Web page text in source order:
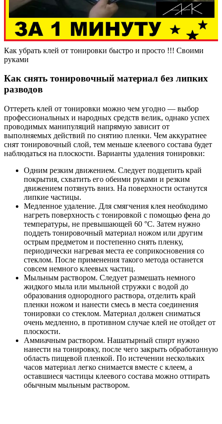
Как убрать клей от тонировки быстро и просто !!! Своими
руками
Как снять тонировочный материал без липких
разводов
Оттереть клей от тонировки можно чем угодно — выбор
профессиональных и народных средств велик, однако успех
проводимых манипуляций напрямую зависит от
выполняемых действий по снятию пленки. Чем аккуратнее
снят тонировочный слой, тем меньше клеевого состава будет
наблюдаться на плоскости. Варианты удаления тонировки:
Одним резким движением. Следует подцепить край
покрытия, схватить его обеими руками и резким
движением потянуть вниз. На поверхности останутся
липкие частицы.
Медленное удаление. Для смягчения клея необходимо
нагреть поверхность с тонировкой с помощью фена до
температуры, не превышающей 60 °C. Затем нужно
поддеть тонировочный материал ножом или другим
острым предметом и постепенно снять пленку,
периодически нагревая места ее соприкосновения со
стеклом. После применения такого метода останется
совсем немного клеевых частиц.
Мыльным раствором. Следует размешать немного
жидкого мыла или мыльной стружки с водой до
образования однородного раствора, отделить край
пленки ножом и нанести смесь в места соединения
тонировки со стеклом. Материал должен сниматься
очень медленно, в противном случае клей не отойдет от
плоскости.
Аммиачным раствором. Нашатырный спирт нужно
нанести на тонировку, после чего закрыть обработанную
область пищевой пленкой. По истечении нескольких
часов материал легко снимается вместе с клеем, а
оставшиеся частицы клеевого состава можно оттирать
обычным мыльным раствором.